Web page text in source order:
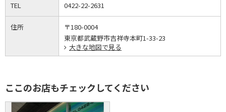
TEL 0422-22-2631
住所
〒180-0004
東京都武蔵野市吉祥寺本町1-33-23
大きな地図で見る
ここのお店もチェックしてください